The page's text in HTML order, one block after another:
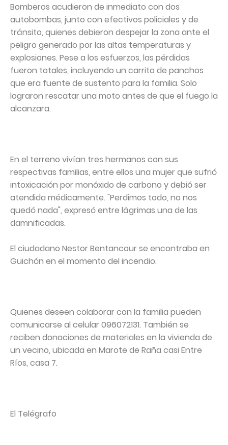
Bomberos acudieron de inmediato con dos
autobombas, junto con efectivos policiales y de
tránsito, quienes debieron despejar la zona ante el
peligro generado por las altas temperaturas y
explosiones. Pese a los esfuerzos, las pérdidas
fueron totales, incluyendo un carrito de panchos
que era fuente de sustento para la familia. Solo
lograron rescatar una moto antes de que el fuego la
alcanzara.
En el terreno vivían tres hermanos con sus
respectivas familias, entre ellos una mujer que sufrió
intoxicación por monóxido de carbono y debió ser
atendida médicamente. "Perdimos todo, no nos
quedó nada", expresó entre lágrimas una de las
damnificadas.
El ciudadano Nestor Bentancour se encontraba en
Guichón en el momento del incendio.
Quienes deseen colaborar con la familia pueden
comunicarse al celular 096072131. También se
reciben donaciones de materiales en la vivienda de
un vecino, ubicada en Marote de Raña casi Entre
Ríos, casa 7.
El Telégrafo